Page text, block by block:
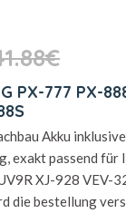
PX-777 PX-
Akku
exakt passend für
XJ-928 VEV-
die bestellung